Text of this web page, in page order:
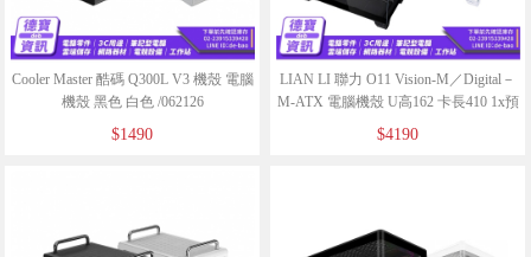
Cooler Master 酷碼 Q300L V3 機殼 電腦
機殼 黑色 白色 /062126
$1490
LIAN LI 聯力 O11 Vision-M／Digital－
M-ATX 電腦機殼 U高162 卡長410 1x預
裝扇/062126
$4190